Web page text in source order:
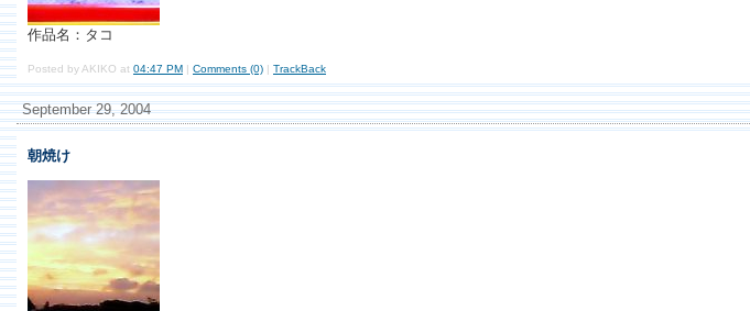
作品名：タコ
Posted by AKIKO at 04:47 PM | Comments (0) | TrackBack
September 29, 2004
朝焼け